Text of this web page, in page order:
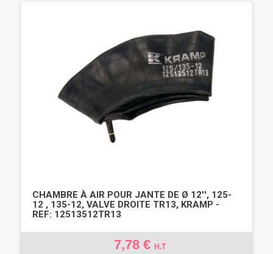
CHAMBRE À AIR POUR JANTE DE Ø 12'', 125-
12 , 135-12, VALVE DROITE TR13, KRAMP -
REF: 12513512TR13
7,78 € H.T